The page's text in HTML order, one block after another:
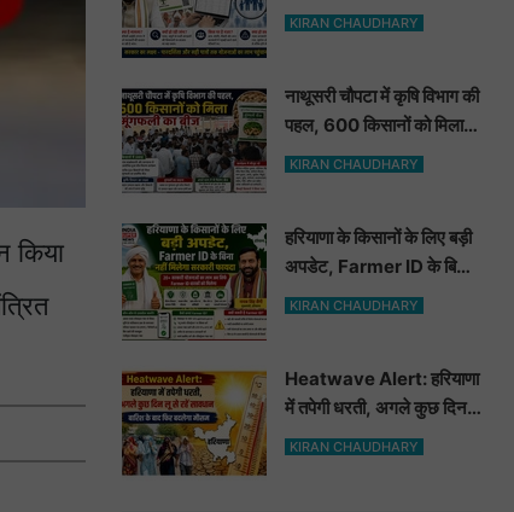
किया
खंगाल रही लोगों का डेटा
KIRAN CHAUDHARY
नाथूसरी चौपटा में कृषि विभाग की
पहल, 600 किसानों को मिला
मूंगफली का बीज
KIRAN CHAUDHARY
हरियाणा के किसानों के लिए बड़ी
अपडेट, Farmer ID के बिना
नहीं मिलेगा सरकारी फायदा
KIRAN CHAUDHARY
Heatwave Alert: हरियाणा
में तपेगी धरती, अगले कुछ दिन लू
से रहें सावधान. बारिश के बाद
KIRAN CHAUDHARY